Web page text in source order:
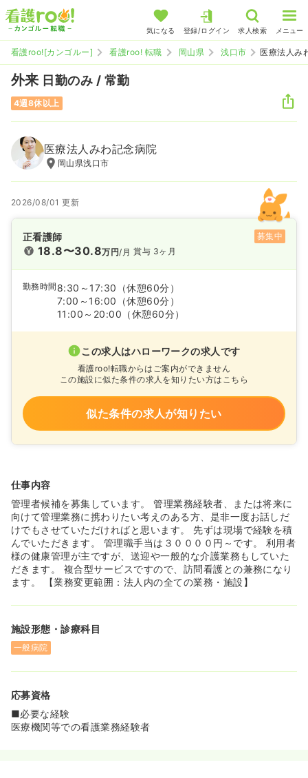
気になる 登録/ログイン 求人検索 メニュー
看護roo![カンゴルー] 看護roo! 転職 岡山県 浅口市 医療法人み
外来 日勤のみ / 常勤
4週8休以上
医療法人みわ記念病院
岡山県浅口市
2026/08/01 更新
正看護師 募集中
18.8〜30.8万円/月 賞与 3ヶ月
勤務時間 8:30～17:30
（休憩60分）
7:00～16:00
（休憩60分）
11:00～20:00 （休憩60分）
この求人はハローワークの求人です
看護roo!転職からはご案内ができません
この施設に似た条件の求人を知りたい方はこちら
似た条件の求人が知りたい
仕事内容
管理者候補を募集しています。 管理業務経験者、または将来に
向けて管理業務に携わりたい考えのある方、是非一度お話しだ
けでもさせていただければと思います。 先ずは現場で経験を積
んでいただきます。 管理職手当は３００００円～です。 利用者
様の健康管理が主ですが、送迎や一般的な介護業務もしていた
だきます。 複合型サービスですので、訪問看護との兼務になり
ます。 【業務変更範囲：法人内の全ての業務・施設】
施設形態・診療科目
一般病院
応募資格
■必要な経験
医療機関等での看護業務経験者